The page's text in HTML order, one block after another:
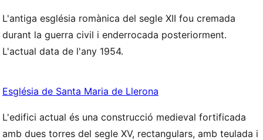
L'antiga església romànica del segle XII fou cremada
durant la guerra civil i enderrocada posteriorment.
L'actual data de l'any 1954.
Església de Santa Maria de Llerona
L'edifici actual és una construcció medieval fortificada
amb dues torres del segle XV, rectangulars, amb teulada i